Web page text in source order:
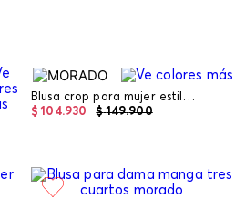
Blusa crop para mujer estilo halter
$ 149.900
$ 104.930